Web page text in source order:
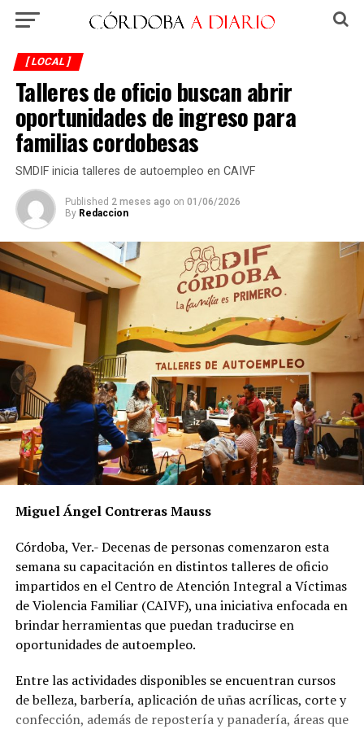
[ LOCAL ]
Talleres de oficio buscan abrir
oportunidades de ingreso para
familias cordobesas
SMDIF inicia talleres de autoempleo en CAIVF
Published 2 meses ago on 01/06/2026
By Redaccion
Miguel Ángel Contreras Mauss
Córdoba, Ver.- Decenas de personas comenzaron esta
semana su capacitación en distintos talleres de oficio
impartidos en el Centro de Atención Integral a Víctimas
de Violencia Familiar (CAIVF), una iniciativa enfocada en
brindar herramientas que puedan traducirse en
oportunidades de autoempleo.
Entre las actividades disponibles se encuentran cursos
de belleza, barbería, aplicación de uñas acrílicas, corte y
confección, además de repostería y panadería, áreas que